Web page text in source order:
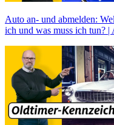
Auto an- und abmelden:
ich und was muss ich tun?